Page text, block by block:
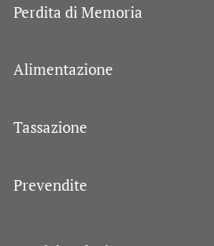
Perdita di Memoria
Alimentazione
Tassazione
Prevendite